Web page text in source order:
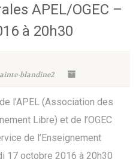
APEL/OGEC –
à 20h30
blandine2
l’APEL (Association des
Libre) et de l’OGEC
de l’Enseignement
17 octobre 2016 à 20h30